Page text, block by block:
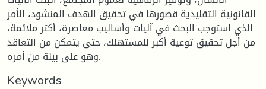
القانونية التقليدية قصورها في تحقيق الهدف المنشود، الأمر
الذي استوجب البحث في آليات وأساليب معاصرة، أكثر ملائمة،
من أجل تحقيق توعية أكبر للمستهلك، حتى يتمكن من التعاقد
وهو على بينة من أمره.
Keywords